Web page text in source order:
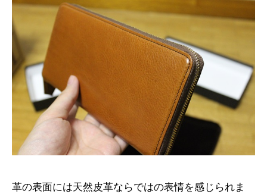
革の表面には天然皮革ならではの表情を感じられま